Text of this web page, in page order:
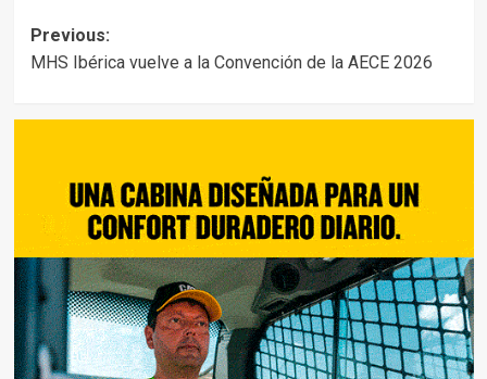
Post
Previous:
MHS Ibérica vuelve a la Convención de la AECE 2026